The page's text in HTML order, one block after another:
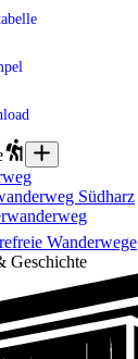
Südharz
Wanderwege
Geschichte